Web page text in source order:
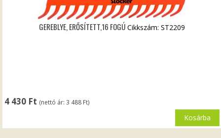
GEREBLYE, ERŐSÍTETT,16 FOGÚ
4 430 Ft (nettó ár:3 488 Ft)
Cikkszám: ST2209
Kosárba